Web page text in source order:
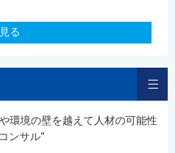
る
環境の壁を越えて人材の可能性
ンサル“